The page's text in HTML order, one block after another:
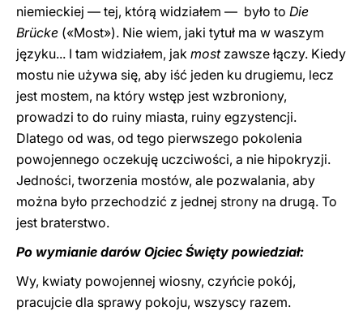
niemieckiej — tej, którą widziałem — było to Die
Brücke («Most»). Nie wiem, jaki tytuł ma w waszym
języku... I tam widziałem, jak mostzawsze łączy. Kiedy
mostu nie używa się, aby iść jeden ku drugiemu, lecz
jest mostem, na który wstęp jest wzbroniony,
prowadzi to do ruiny miasta, ruiny egzystencji.
Dlatego od was, od tego pierwszego pokolenia
powojennego oczekuję uczciwości, a nie hipokryzji.
Jedności, tworzenia mostów, ale pozwalania, aby
można było przechodzić z jednej strony na drugą. To
jest braterstwo.
Po wymianie darów Ojciec Święty powiedział:
Wy, kwiaty powojennej wiosny, czyńcie pokój,
pracujcie dla sprawy pokoju, wszyscy razem.